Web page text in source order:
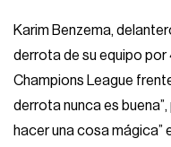
Karim Benzema,
derrota de su equipo por
Champions League
derrota nunca es
hacer una cosa mágica”